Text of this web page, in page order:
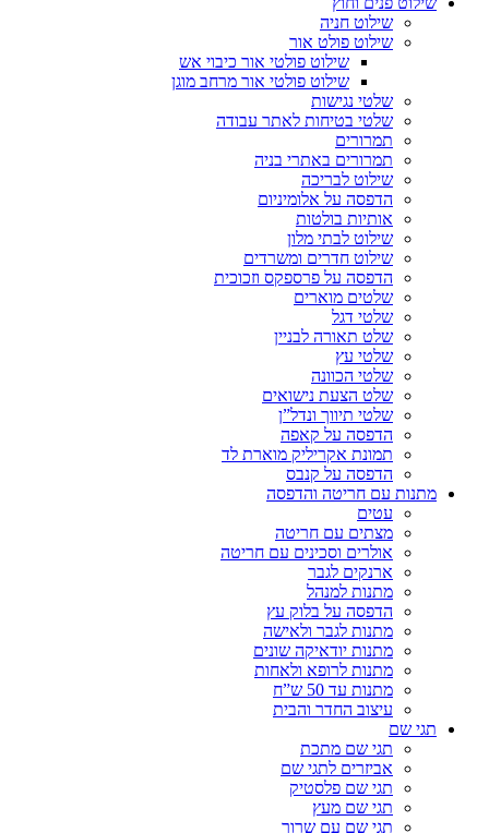
שילוט חניה
שילוט פולט אור
שילוט פולטי אור כיבוי אש
שילוט פולטי אור מרחב מוגן
שלטי נגישות
שלטי בטיחות לאתר עבודה
תמרורים
תמרורים באתרי בניה
שילוט לבריכה
הדפסה על אלומיניום
אותיות בולטות
שילוט לבתי מלון
שילוט חדרים ומשרדים
הדפסה על פרספקס וזכוכית
שלטים מוארים
שלטי דגל
שלט תאורה לבניין
שלטי עץ
שלטי הכוונה
שלט הצעת נישואים
שלטי תיווך ונדל”ן
הדפסה על קאפה
תמונת אקריליק מוארת לד
הדפסה על קנבס
מתנות עם חריטה והדפסה
עטים
מצתים עם חריטה
אולרים וסכינים עם חריטה
ארנקים לגבר
מתנות למנהל
הדפסה על בלוק עץ
מתנות לגבר ולאישה
מתנות יודאיקה שונים
מתנות לרופא ולאחות
מתנות עד 50 ש”ח
עיצוב החדר והבית
תגי שם
תגי שם מתכת
אביזרים לתגי שם
תגי שם פלסטיק
תגי שם מעץ
תגי שם עם שרוך